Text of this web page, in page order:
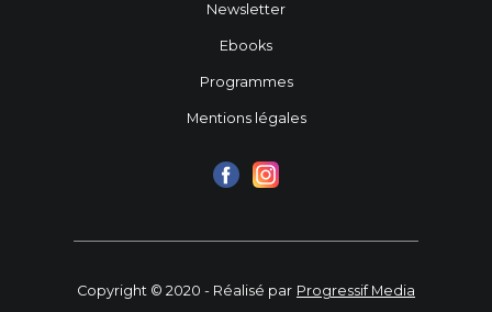
Newsletter
Ebooks
Programmes
Mentions légales
Copyright © 2020 - Réalisé par Progressif Media